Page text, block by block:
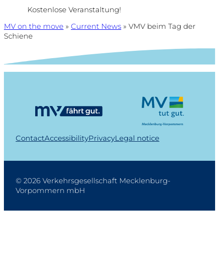
Kostenlose Veranstaltung!
MV on the move » Current News » VMV beim Tag der
Schiene
ContactAccessibilityPrivacyLegal notice
© 2026 Verkehrsgesellschaft Mecklenburg-
Vorpommern mbH